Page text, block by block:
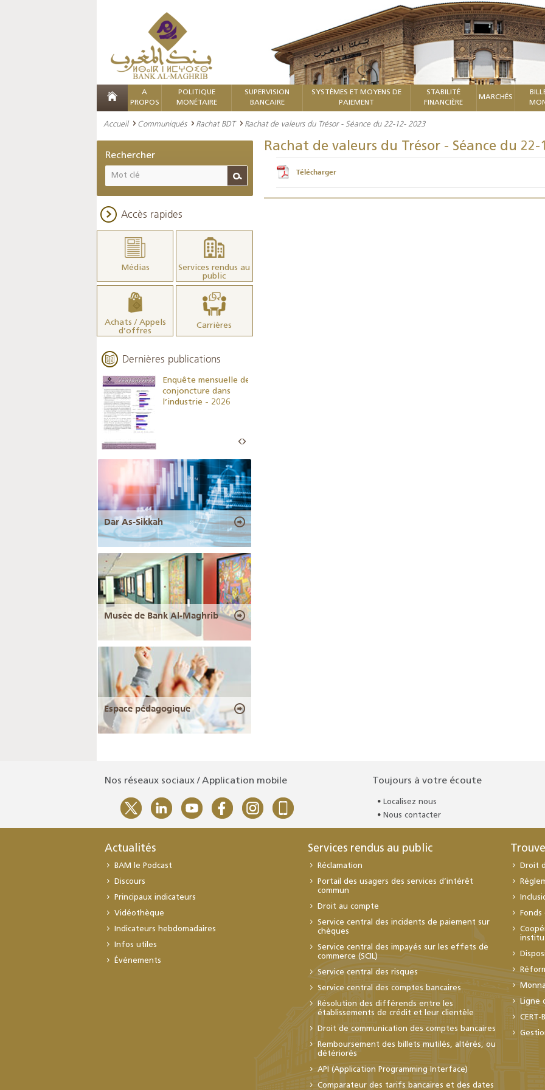
A
PROPOS
POLITIQUE
MONÉTAIRE
SUPERVISION
BANCAIRE
SYSTÈMES ET MOYENS DE
PAIEMENT
STABILITÉ
FINANCIÈRE
MARCHÉS
Accueil Communiqués Rachat BDT Rachat de valeurs du Trésor - Séance du 22-12- 2023
Rachat de valeurs du Trésor - Séance du 22-
Télécharger
Rechercher
Accès rapides
Médias
Services rendus au
public
Achats / Appels
d’offres
Carrières
Dernières publications
Enquête mensuelle de
conjoncture dans
l’industrie - 2026
Dar As-Sikkah
Musée de Bank Al-Maghrib
Espace pédagogique
Nos réseaux sociaux / Application mobile Toujours à votre écoute
Localisez nous
Nous contacter
Actualités
BAM le Podcast
Discours
Principaux indicateurs
Vidéothèque
Indicateurs hebdomadaires
Infos utiles
Événements
Services rendus au public
Réclamation
Portail des usagers des services d’intérêt
commun
Droit au compte
Service central des incidents de paiement sur
chèques
Service central des impayés sur les effets de
commerce (SCIL)
Service central des risques
Service central des comptes bancaires
Résolution des différends entre les
établissements de crédit et leur clientèle
Droit de communication des comptes bancaires
Remboursement des billets mutilés, altérés, ou
détériorés
API (Application Programming Interface)
Comparateur des tarifs bancaires et des dates
Droit
Ligne
CERT-